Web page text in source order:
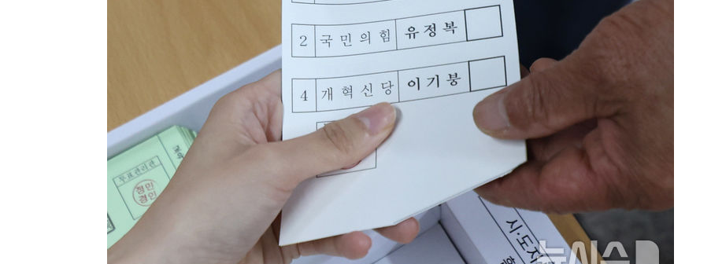
[단독]중수청 지원 검사들, 정원 초과 시 낮은 계급 임용…희망지 못
낮 최고 37도 찜통더위…곳곳 소나기·강원 많은 비[내일날씨]
SK하이닉스, 용인·청주 팹에 54조 투자…"AI 메모리 수요 선제 대
여자배구 이재영·이다영 자매, 아제르바이잔 투란VC 입단
외국인 심판 성 접대 7경기 들여다보니…한국 축구 '5승 2무'
[속보]코스닥, 2.86포인트(0.36%) 내린 798.81마감
[속보]코스피, 6200선 약보합…0.60% 내린 6258.77에 마쳐
[속보]원·달러 환율, 7.7원 내린 1416.1원 마감
[속보] 노원서 40.1도 관측…서울, 2018년 이후 첫 40도
[속보]종합특검, '계엄 수용공간 확보' 신용해 前교정본부장 기소
외신들도 주목한 韓축구 파문…"국민적 공분에 수사 재개"
11시간 압수수색에 성접대 파문까지…'쑥대밭' 된 축구협회